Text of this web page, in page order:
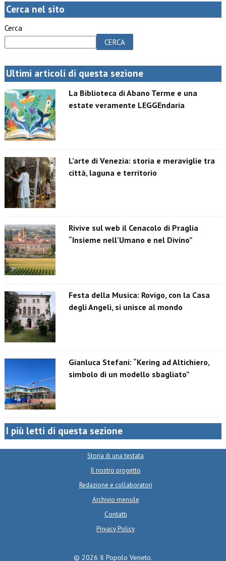
Cerca nel sito
Cerca
CERCA
Ultimi articoli di questa sezione
La Biblioteca di Abano Terme e una
estate veramente LEGGEndaria
L’arte di Venezia: storia e meraviglie tra
città, laguna e territorio
Rivive sul web il Cenacolo di Praglia
“Insieme nell’Umano e nel Divino”
Festa della Musica: Rovigo, con la Casa
degli Angeli, si unisce al mondo
Gianluca Stefani: “Kering ad Altichiero,
simbolo di un modello sbagliato”
I più letti di questa sezione
Storia di una testata
Il nostro progetto
Redazione e collaboratori
Archivio mensile
Contatti
Privacy Policy
© 2026 Il Popolo Veneto.